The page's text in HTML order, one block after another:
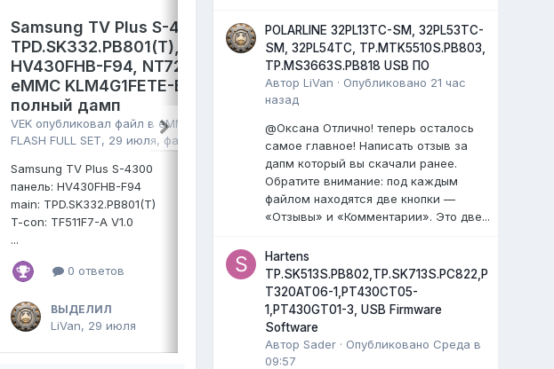
Samsung TV Plus S-4300,
TPD.SK332.PB801(T),
HV430FHB-F94, NT72690,
eMMC KLM4G1FETE-B041,
полный дамп
VEK опубликовал файл в eMMC, NAND
FLASH FULL SET, 29 июля, файл
Samsung TV Plus S-4300
панель: HV430FHB-F94
main: TPD.SK332.PB801(T)
T-con: TF511F7-A V1.0
...
0 ответов
ВЫДЕЛИЛ
LiVan, 29 июля
LEFF 50U540S,
TP.SK706S.PC822. Damp
eMMC.
avdalev опубликовал файл вeMMC,
NAND FLASH FULL SET
LEFF 50U540S Яндекс ТВ.
Main: TP.SK706S.PC822
Cpu: MT9632EAATDB
Panel: CC500PV5D
...
ВЫДЕЛИЛ
POLARLINE 32PL13TC-SM, 32PL53TC-
SM, 32PL54TC, TP.MTK5510S.PB803,
TP.MS3663S.PB818 USB ПО
АвторLiVan · Опубликовано 21 час
назад
@Оксана Отлично! теперь осталось
самое главное! Написать отзыв за
дапм который вы скачали ранее.
Обратите внимание: под каждым
файлом находятся две кнопки —
«Отзывы» и «Комментарии». Это две...
Hartens
TP.SK513S.PB802,TP.SK713S.PC822,P
T320AT06-1,PT430CT05-
1,PT430GT01-3, USB Firmware
Software
АвторSader · Опубликовано Среда в
09:57